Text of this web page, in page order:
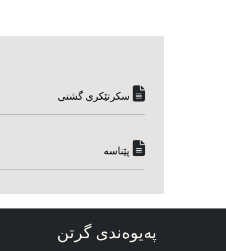
سکرتێکری گشتی
پێناسه‌
په‌یوه‌ندی گرتن